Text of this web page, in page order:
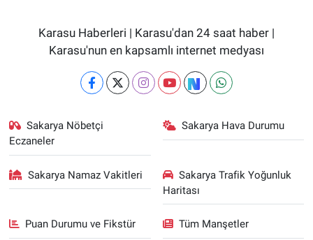
Karasu Haberleri | Karasu'dan 24 saat haber |
Karasu'nun en kapsamlı internet medyası
Sakarya Nöbetçi
Eczaneler
Sakarya Hava Durumu
Sakarya Namaz Vakitleri
Sakarya Trafik Yoğunluk
Haritası
Puan Durumu ve Fikstür Tüm Manşetler